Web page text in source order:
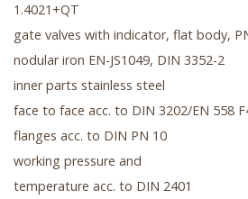
1.4021+QT
gate valves with indicator, flat body,
nodular iron EN-JS1049, DIN 3352-2
inner parts stainless steel
face to face acc. to DIN 3202/EN 558
flanges acc. to DIN PN 10
working pressure and
temperature acc. to DIN 2401